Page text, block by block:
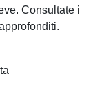
Consultate i